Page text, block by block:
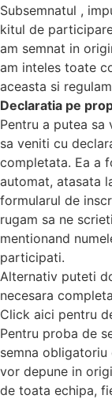
Subsemnatul ,
kitul de
am semnat in
am inteles toate
aceasta si
Declaratia pe
Pentru a putea
sa veniti cu
completata. Ea a
automat, atasata
formularul de
rugam sa ne
mentionand
participati.
Alternativ puteti
necesara
Click aici pentru
Pentru proba de
semna
vor depune in
de toata echipa,